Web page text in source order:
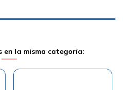
en la misma categoría: